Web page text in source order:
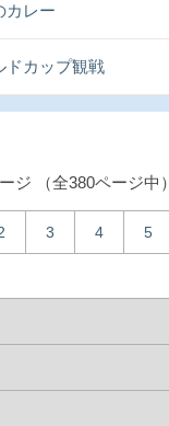
カレー
ドカップ観戦
ジ （全380ページ中）
3 4 5